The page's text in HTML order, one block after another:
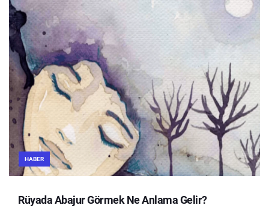
HABER
Rüyada Abajur Görmek Ne Anlama Gelir?